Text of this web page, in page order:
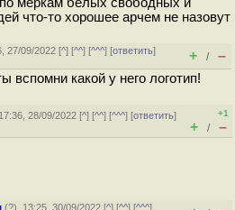
что-то хорошее арчем не назовут
27/09/2022 [^] [^^] [^^^] [ответить]
+ / –
вспомни какой у него логотип!
28/09/2022 [^] [^^] [^^^] [ответить]
+1
+ / –
(?), 13:25, 30/09/2022 [^] [^^] [^^^]